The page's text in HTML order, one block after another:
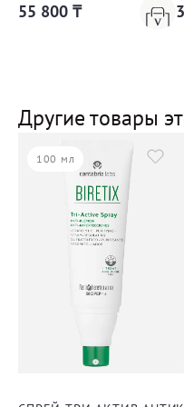
55 800 ₸
Другие товары
100 мл